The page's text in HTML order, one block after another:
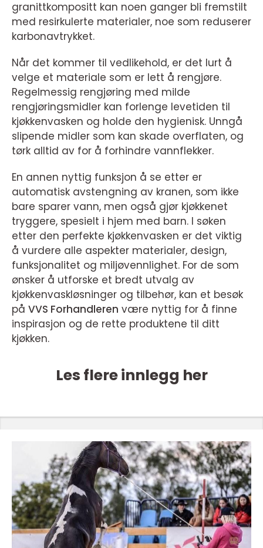
granittkompositt kan noen ganger bli fremstilt
med resirkulerte materialer, noe som reduserer
karbonavtrykket.
Når det kommer til vedlikehold, er det lurt å
velge et materiale som er lett å rengjøre.
Regelmessig rengjøring med milde
rengjøringsmidler kan forlenge levetiden til
kjøkkenvasken og holde den hygienisk. Unngå
slipende midler som kan skade overflaten, og
tørk alltid av for å forhindre vannflekker.
En annen nyttig funksjon å se etter er
automatisk avstengning av kranen, som ikke
bare sparer vann, men også gjør kjøkkenet
tryggere, spesielt i hjem med barn. I søken
etter den perfekte kjøkkenvasken er det viktig
å vurdere alle aspekter materialer, design,
funksjonalitet og miljøvennlighet. For de som
ønsker å utforske et bredt utvalg av
kjøkkenvaskløsninger og tilbehør, kan et besøk
på VVS Forhandleren være nyttig for å finne
inspirasjon og de rette produktene til ditt
kjøkken.
Les flere innlegg her